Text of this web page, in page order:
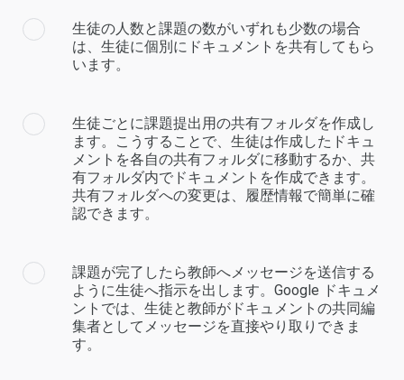
生徒の人数と課題の数がいずれも少数の場合
は、生徒に個別にドキュメントを共有してもら
います。
生徒ごとに課題提出用の共有フォルダを作成し
ます。こうすることで、生徒は作成したドキュ
メントを各自の共有フォルダに移動するか、共
有フォルダ内でドキュメントを作成できます。
共有フォルダへの変更は、履歴情報で簡単に確
認できます。
課題が完了したら教師へメッセージを送信する
ように生徒へ指示を出します。Google ドキュメ
ントでは、生徒と教師がドキュメントの共同編
集者としてメッセージを直接やり取りできま
す。